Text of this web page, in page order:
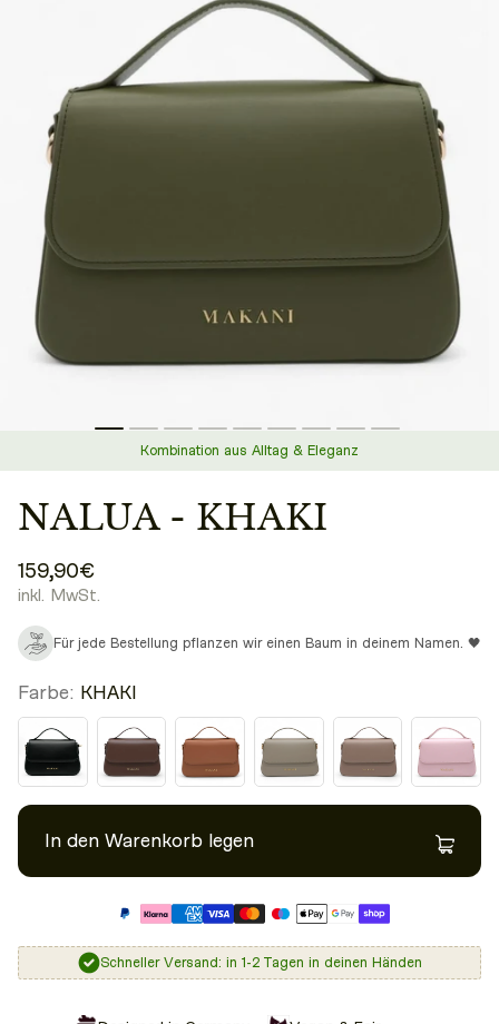
Kombination aus Alltag & Eleganz
NALUA - KHAKI
159,90€
inkl. MwSt.
Für jede Bestellung pflanzen wir einen Baum in deinem Namen. 🖤
Farbe: KHAKI
In den Warenkorb legen
Schneller Versand: in 1-2 Tagen in deinen Händen